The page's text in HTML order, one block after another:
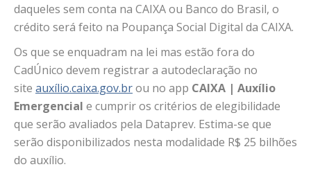
daqueles sem conta na CAIXA ou Banco do Brasil, o
crédito será feito na Poupança Social Digital da CAIXA.
Os que se enquadram na lei mas estão fora do
CadÚnico devem registrar a autodeclaração no
site auxílio.caixa.gov.brou no app CAIXA | Auxílio
Emergencial e cumprir os critérios de elegibilidade
que serão avaliados pela Dataprev. Estima-se que
serão disponibilizados nesta modalidade R$ 25 bilhões
do auxílio.